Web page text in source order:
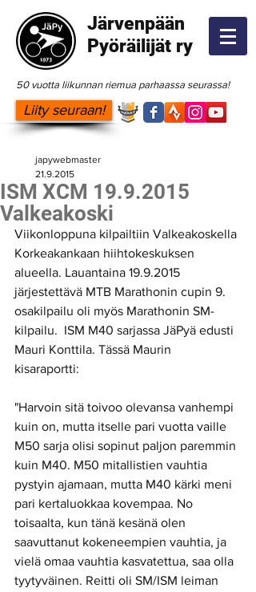
Järvenpään
Pyöräilijät ry
50 vuotta liikunnan riemua parhaassa seurassa!
Liity seuraan!
ISM XCM 19.9.2015
Valkeakoski
japywebmaster
21.9.2015
Viikonloppuna kilpailtiin Valkeakoskella
Korkeakankaan hiihtokeskuksen
alueella. Lauantaina 19.9.2015
järjestettävä MTB Marathonin cupin 9.
osakilpailu oli myös Marathonin SM-
kilpailu.  ISM M40 sarjassa JäPyä edusti
Mauri Konttila. Tässä Maurin
kisaraportti:
"Harvoin sitä toivoo olevansa vanhempi
kuin on, mutta itselle pari vuotta vaille
M50 sarja olisi sopinut paljon paremmin
kuin M40. M50 mitallistien vauhtia
pystyin ajamaan, mutta M40 kärki meni
pari kertaluokkaa kovempaa. No
toisaalta, kun tänä kesänä olen
saavuttanut kokeneempien vauhtia, ja
vielä omaa vauhtia kasvatettua, saa olla
tyytyväinen. Reitti oli SM/ISM leiman